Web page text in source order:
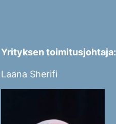
Yrityksen toimitusjohtaja:
Laana Sherifi